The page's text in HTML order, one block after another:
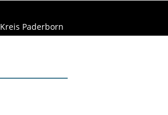
Kreis Paderborn